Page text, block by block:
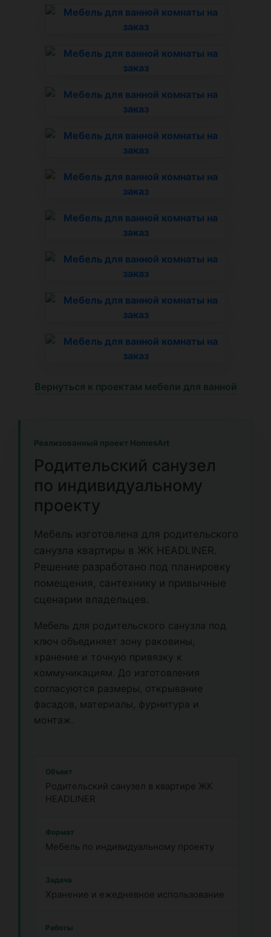
Вернуться к проектам мебели для ванной
Реализованный проект HomesArt
Родительский санузел
по индивидуальному
проекту
Мебель изготовлена для родительского
санузла квартиры в ЖК HEADLINER.
Решение разработано под планировку
помещения, сантехнику и привычные
сценарии владельцев.
Мебель для родительского санузла под
ключ объединяет зону раковины,
хранение и точную привязку к
коммуникациям. До изготовления
согласуются размеры, открывание
фасадов, материалы, фурнитура и
монтаж.
Объект
Родительский санузел в квартире ЖК
HEADLINER
Формат
Мебель по индивидуальному проекту
Задача
Хранение и ежедневное использование
Работы